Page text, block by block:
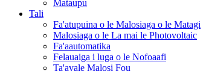
Mataupu
Tali
Fa'atupuina o le Malosiaga o le Matagi
Malosiaga o le La mai le Photovoltaic
Fa'aautomatika
Felauaiga i luga o le Nofoaafi
Ta'avale Malosi Fou